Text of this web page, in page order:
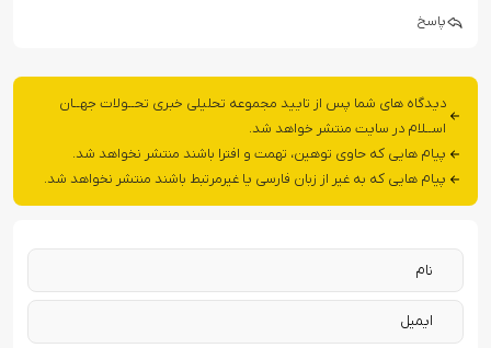
پاسخ
دیدگاه های شما پس از تایید مجموعه تحلیلی خبری تحــولات جهــان
اســلام در سایت منتشر خواهد شد.
پیام هایی که حاوی توهین، تهمت و افترا باشند منتشر نخواهد شد.
پیام هایی که به غیر از زبان فارسی یا غیرمرتبط باشند منتشر نخواهد شد.